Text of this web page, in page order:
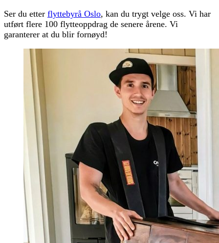
Ser du etter flyttebyrå Oslo, kan du trygt velge oss. Vi har
utført flere 100 flytteoppdrag de senere årene. Vi
garanterer at du blir fornøyd!